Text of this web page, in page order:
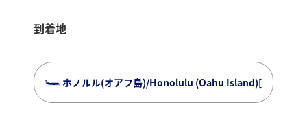
到着地
ホノルル(オアフ島)/Honolulu (Oahu Island)[HNL]